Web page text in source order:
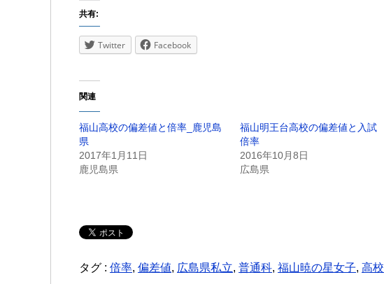
共有:
Twitter Facebook
関連
福山高校の偏差値と倍率_鹿児島
県
2017年1月11日
鹿児島県
福山明王台高校の偏差値と入試
倍率
2016年10月8日
広島県
タグ : 倍率, 偏差値, 広島県私立, 普通科, 福山暁の星女子, 高校